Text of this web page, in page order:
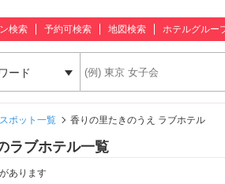
検索 予約可検索 地図検索 ホテルグルー
ード
ポット一覧 香りの里たきのうえ ラブホテル
ラブホテル一覧
あります